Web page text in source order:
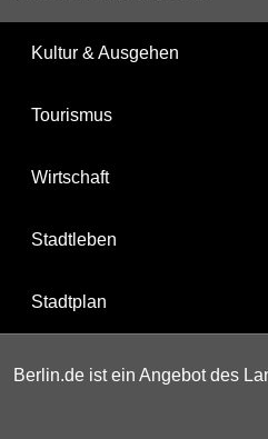
Kultur & Ausgehen
Tourismus
Wirtschaft
Stadtleben
Stadtplan
Berlin.de ist ein Angebot des